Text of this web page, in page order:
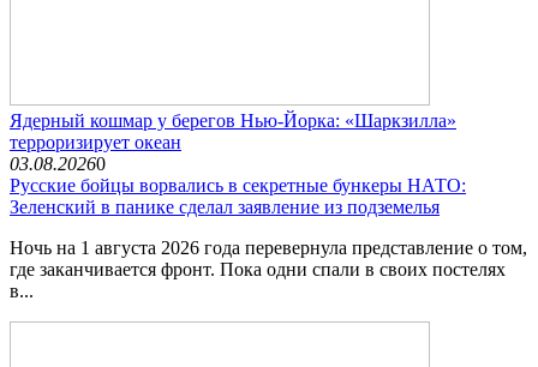
Ядерный кошмар у берегов Нью-Йорка: «Шаркзилла»
терроризирует океан
03.08.20260
Русские бойцы ворвались в секретные бункеры НАТО:
Зеленский в панике сделал заявление из подземелья
Ночь на 1 августа 2026 года перевернула представление о том,
где заканчивается фронт. Пока одни спали в своих постелях
в...